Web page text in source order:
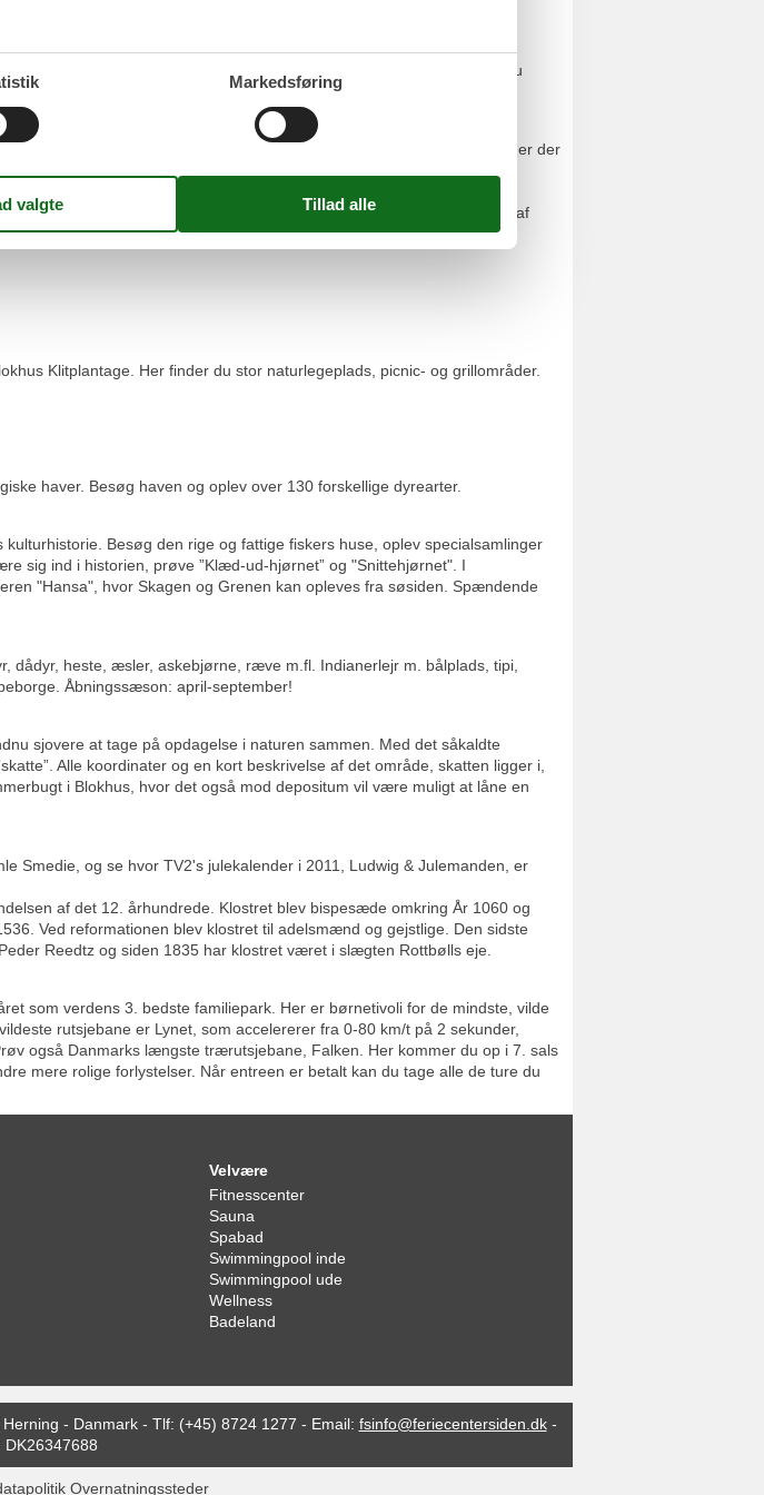
byens forretninger og spisesteder. Når du holder ferie i Blokhus, skal du
kunne køre i bil på stranden.
du butikker og spisesteder og Skulpturparken Blokhus. Om sommeren er der
i kast med forlystelserne.
shop i gågader, besøg Aalborg Zoo, Kunsten, Aalborg Tårnet eller et af
Klitplantage. Her finder du stor naturlegeplads, picnic- og grillområder.
haver. Besøg haven og oplev over 130 forskellige dyrearter.
Besøg den rige og fattige fiskers huse, oplev specialsamlinger
sig ind i historien, prøve ”Klæd-ud-hjørnet” og "Snittehjørnet". I
"Hansa", hvor Skagen og Grenen kan opleves fra søsiden. Spændende
dådyr, heste, æsler, askebjørne, ræve m.fl. Indianerlejr m. bålplads, tipi,
Åbningssæson: april-september!
sjovere at tage på opdagelse i naturen sammen. Med det såkaldte
Alle koordinater og en kort beskrivelse af det område, skatten ligger i,
i Blokhus, hvor det også mod depositum vil være muligt at låne en
Smedie, og se hvor TV2's julekalender i 2011, Ludwig & Julemanden, er
af det 12. århundrede. Klostret blev bispesæde omkring År 1060 og
Ved reformationen blev klostret til adelsmænd og gejstlige. Den sidste
Reedtz og siden 1835 har klostret været i slægten Rottbølls eje.
som verdens 3. bedste familiepark. Her er børnetivoli for de mindste, vilde
rutsjebane er Lynet, som accelererer fra 0-80 km/t på 2 sekunder,
også Danmarks længste trærutsjebane, Falken. Her kommer du op i 7. sals
mere rolige forlystelser. Når entreen er betalt kan du tage alle de ture du
Velvære
Fitnesscenter
Sauna
Spabad
Swimmingpool inde
Swimmingpool ude
Wellness
Badeland
Herning - Danmark - Tlf: (+45) 8724 1277 - Email: fsinfo@feriecentersiden.dk-
DK26347688
Overnatningssteder
Markedsføring